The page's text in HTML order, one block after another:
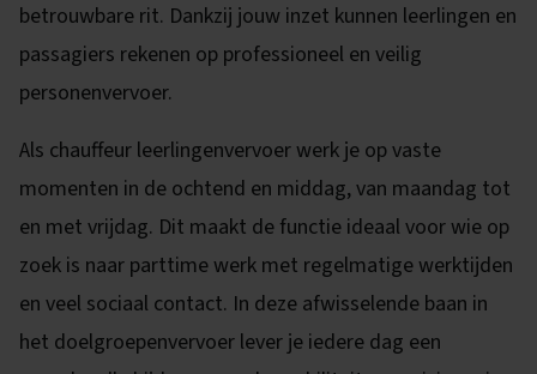
betrouwbare rit. Dankzij jouw inzet kunnen leerlingen en
passagiers rekenen op professioneel en veilig
personenvervoer.
Als chauffeur leerlingenvervoer werk je op vaste
momenten in de ochtend en middag, van maandag tot
en met vrijdag. Dit maakt de functie ideaal voor wie op
zoek is naar parttime werk met regelmatige werktijden
en veel sociaal contact. In deze afwisselende baan in
het doelgroepenvervoer lever je iedere dag een